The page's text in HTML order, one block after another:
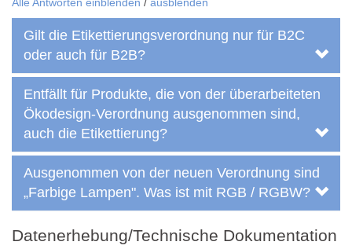
Gilt die Etikettierungsverordnung nur für B2C
oder auch für B2B?
Entfällt für Produkte, die von der überarbeiteten
Ökodesign-Verordnung ausgenommen sind,
auch die Etikettierung?
Ausgenommen von der neuen Verordnung sind
„Farbige Lampen". Was ist mit RGB / RGBW?
Datenerhebung/Technische Dokumentation